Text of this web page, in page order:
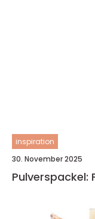
inspiration
30. November 2025
Pulverspackel: